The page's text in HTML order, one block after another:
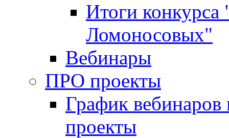
Итоги
Ломоносовых"
Вебинары
ПРО проекты
График
проекты